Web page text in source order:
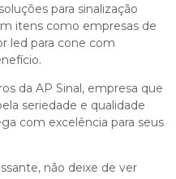
para sinalização
itens como empresas de
led para cone com
da AP Sinal, empresa que
seriedade e qualidade
com excelência para seus
não deixe de ver